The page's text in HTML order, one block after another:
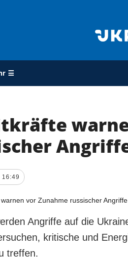
☰
AGENTUR
Kontakte
und zum Schutz
Daten
Angriffe auf die
kritische und
treffen.